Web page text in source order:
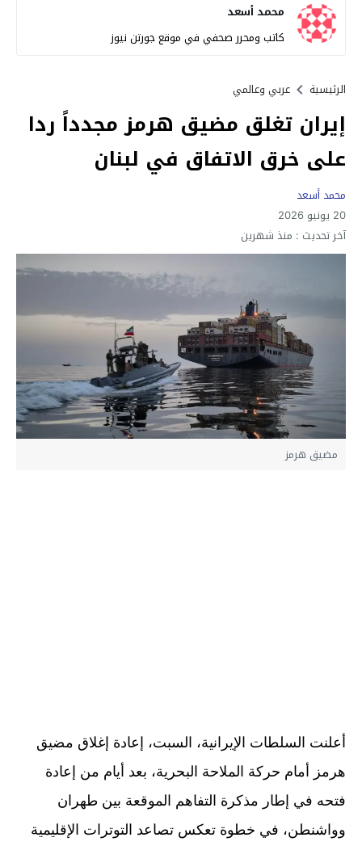
محمد أسعد
كاتب ومحرر صحفي في موقع جورتن نيوز
الرئيسية عربي وعالمي
إيران تغلق مضيق هرمز مجدداً ردا
على خرق الاتفاق في لبنان
محمد أسعد
20 يونيو 2026
آخر تحديث : منذ شهرين
مضيق هرمز
أعلنت السلطات الإيرانية، السبت، إعادة إغلاق مضيق
هرمز أمام حركة الملاحة البحرية، بعد أيام من إعادة
فتحه في إطار مذكرة التفاهم الموقعة بين طهران
وواشنطن، في خطوة تعكس تصاعد التوترات الإقليمية